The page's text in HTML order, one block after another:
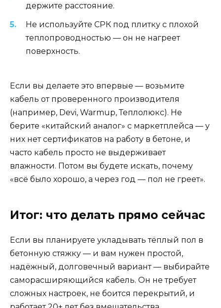
держите расстояние.
Не используйте СРК под плитку с плохой
теплопроводностью — он не нагреет
поверхность.
Если вы делаете это впервые — возьмите
кабель от проверенного производителя
(например, Devi, Warmup, Теплолюкс). Не
берите «китайский аналог» с маркетплейса — у
них нет сертификатов на работу в бетоне, и
часто кабель просто не выдерживает
влажности. Потом вы будете искать, почему
«всё было хорошо, а через год — пол не греет».
Итог: что делать прямо сейчас
Если вы планируете укладывать тёплый пол в
бетонную стяжку — и вам нужен простой,
надёжный, долговечный вариант — выбирайте
саморасширяющийся кабель. Он не требует
сложных настроек, не боится перекрытий, и